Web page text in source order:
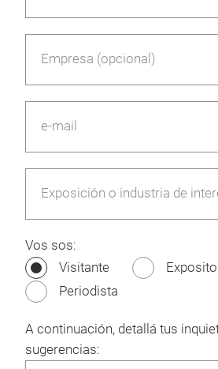
Empresa (opcional)
e-mail
Exposición o industria de
Vos sos:
Visitante
Periodista
A continuación, detallá tus
sugerencias: